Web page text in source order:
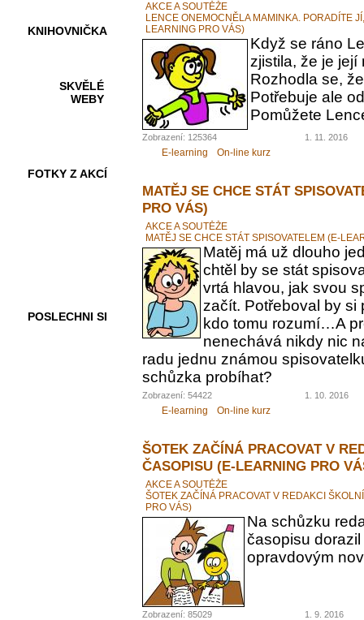
KNIHOVNIČKA
SKVĚLÉ
WEBY
FOTKY Z AKCÍ
POSLECHNI SI
AKCE A SOUTĚŽE
LENCE ONEMOCNĚLA MAMINKA. PORADÍTE
LEARNING PRO VÁS)
Když se ráno
zjistila, že je její
Rozhodla se,
Potřebuje ale
Pomůžete
Zobrazení: 125364 1. 11. 2016
E-learning On-line kurz
MATĚJ SE CHCE STÁT
PRO VÁS)
AKCE A SOUTĚŽE
MATĚJ SE CHCE STÁT SPISOVATELEM (E-
Matěj má už dlouho
chtěl by se stát
vrtá hlavou, jak svou
začít. Potřeboval by si
kdo tomu rozumí…A
nenechává nikdy nic
radu jednu známou
schůzka probíhat?
Zobrazení: 54422 1. 10. 2016
E-learning On-line kurz
ŠOTEK ZAČÍNÁ PRACOVAT V
ČASOPISU (E-LEARNING PRO
AKCE A SOUTĚŽE
ŠOTEK ZAČÍNÁ PRACOVAT V REDAKCI
PRO VÁS)
Na schůzku
časopisu
opravdovým
Zobrazení: 85029 1. 9. 2016